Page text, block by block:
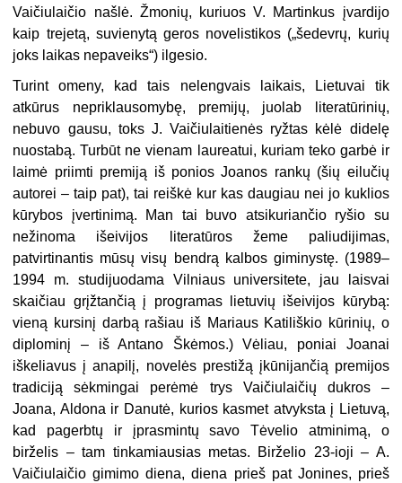
Vaičiulaičio našlė. Žmonių, kuriuos V. Martinkus įvardijo
kaip trejetą, suvienytą geros novelistikos („šedevrų, kurių
joks laikas nepaveiks“) ilgesio.
Turint omeny, kad tais nelengvais laikais, Lietuvai tik
atkūrus nepriklausomybę, premijų, juolab literatūrinių,
nebuvo gausu, toks J. Vaičiulaitienės ryžtas kėlė didelę
nuostabą. Turbūt ne vienam laureatui, kuriam teko garbė ir
laimė priimti premiją iš ponios Joanos rankų (šių eilučių
autorei – taip pat), tai reiškė kur kas daugiau nei jo kuklios
kūrybos įvertinimą. Man tai buvo atsikuriančio ryšio su
nežinoma išeivijos literatūros žeme paliudijimas,
patvirtinantis mūsų visų bendrą kalbos giminystę. (1989–
1994 m. studijuodama Vilniaus universitete, jau laisvai
skaičiau grįžtančią į programas lietuvių išeivijos kūrybą:
vieną kursinį darbą rašiau iš Mariaus Katiliškio kūrinių, o
diplominį – iš Antano Škėmos.) Vėliau, poniai Joanai
iškeliavus į anapilį, novelės prestižą įkūnijančią premijos
tradiciją sėkmingai perėmė trys Vaičiulaičių dukros –
Joana, Aldona ir Danutė, kurios kasmet atvyksta į Lietuvą,
kad pagerbtų ir įprasmintų savo Tėvelio atminimą, o
birželis – tam tinkamiausias metas. Birželio 23-ioji – A.
Vaičiulaičio gimimo diena, diena prieš pat Jonines, prieš